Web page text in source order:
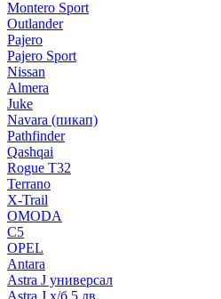
Montero Sport
Outlander
Pajero
Pajero Sport
Nissan
Almera
Juke
Navara (пикап)
Pathfinder
Qashqai
Rogue T32
Terrano
X-Trail
OMODA
C5
OPEL
Antara
Astra J универсал
Astra J х/б 5 дв.